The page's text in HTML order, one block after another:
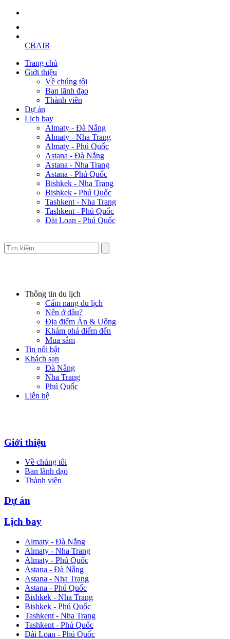
CBAIR
Trang chủ
Giới thiệu
Về chúng tôi
Ban lãnh đạo
Thành viên
Dự án
Lịch bay
Almaty - Đà Nẵng
Almaty - Nha Trang
Almaty - Phú Quốc
Astana - Đà Nẵng
Astana - Nha Trang
Astana - Phú Quốc
Bishkek - Nha Trang
Bishkek - Phú Quốc
Tashkent - Nha Trang
Tashkent - Phú Quốc
Đài Loan - Phú Quốc
Thông tin du lịch
Cẩm nang du lịch
Nên ở đâu?
Địa điểm Ăn & Uống
Khám phá điểm đến
Mua sắm
Tin nổi bật
Khách sạn
Đà Nẵng
Nha Trang
Phú Quốc
Liên hệ
Giới thiệu
Về chúng tôi
Ban lãnh đạo
Thành viên
Dự án
Lịch bay
Almaty - Đà Nẵng
Almaty - Nha Trang
Almaty - Phú Quốc
Astana - Đà Nẵng
Astana - Nha Trang
Astana - Phú Quốc
Bishkek - Nha Trang
Bishkek - Phú Quốc
Tashkent - Nha Trang
Tashkent - Phú Quốc
Đài Loan - Phú Quốc